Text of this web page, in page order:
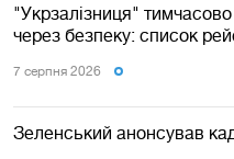
"Укрзалізниця"
через безпеку: список
7 серпня 2026
Зеленський анонсував